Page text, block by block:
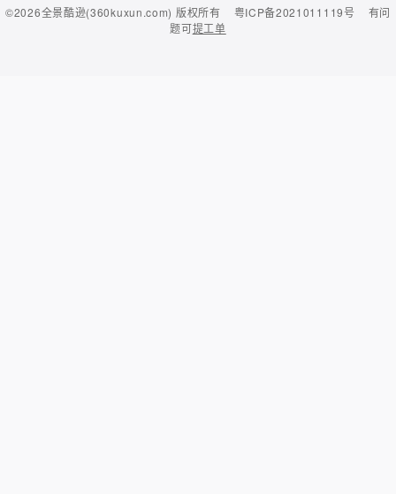
©2026全景酷逊(360kuxun.com) 版权所有 粤ICP备2021011119号
有问
题可提工单